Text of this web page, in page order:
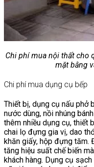
Chi phí mua nội thất cho
mặt bằng
Chi phí mua dụng cụ bếp
Thiết bị, dụng cụ nấu phở
nước dùng, nồi nhúng
thêm nhiều dụng cụ, thiết
chai lọ đựng gia vị, dao
khăn giấy, hộp đựng tăm.
tăng hiệu suất chế biến
khách hàng. Dụng cụ